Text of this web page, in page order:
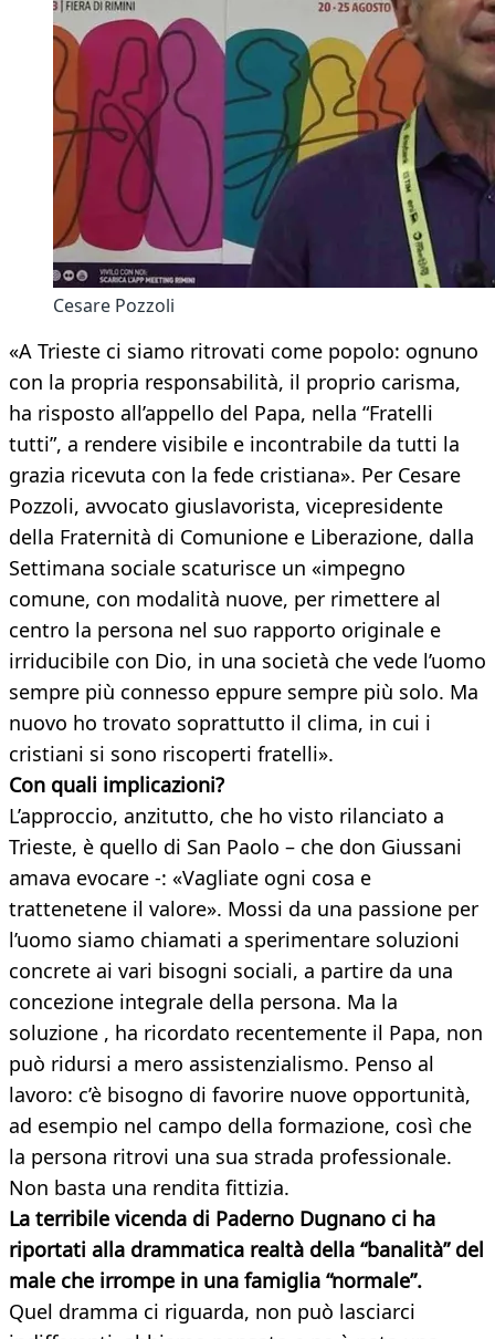
Cesare Pozzoli
«A Trieste ci siamo ritrovati come popolo: ognuno
con la propria responsabilità, il proprio carisma,
ha risposto all’appello del Papa, nella “Fratelli
tutti”, a rendere visibile e incontrabile da tutti la
grazia ricevuta con la fede cristiana». Per Cesare
Pozzoli, avvocato giuslavorista, vicepresidente
della Fraternità di Comunione e Liberazione, dalla
Settimana sociale scaturisce un «impegno
comune, con modalità nuove, per rimettere al
centro la persona nel suo rapporto originale e
irriducibile con Dio, in una società che vede l’uomo
sempre più connesso eppure sempre più solo. Ma
nuovo ho trovato soprattutto il clima, in cui i
cristiani si sono riscoperti fratelli».
Con quali implicazioni?
L’approccio, anzitutto, che ho visto rilanciato a
Trieste, è quello di San Paolo – che don Giussani
amava evocare -: «Vagliate ogni cosa e
trattenetene il valore». Mossi da una passione per
l’uomo siamo chiamati a sperimentare soluzioni
concrete ai vari bisogni sociali, a partire da una
concezione integrale della persona. Ma la
soluzione , ha ricordato recentemente il Papa, non
può ridursi a mero assistenzialismo. Penso al
lavoro: c’è bisogno di favorire nuove opportunità,
ad esempio nel campo della formazione, così che
la persona ritrovi una sua strada professionale.
Non basta una rendita fittizia.
La terribile vicenda di Paderno Dugnano ci ha
riportati alla drammatica realtà della “banalità” del
male che irrompe in una famiglia “normale”.
Quel dramma ci riguarda, non può lasciarci